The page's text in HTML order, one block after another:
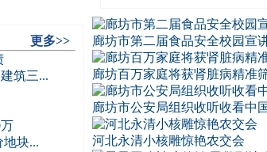
更多>>
筑三...
块...
廊坊市第二届食品安全校园宣
廊坊百万家庭将获肾脏病精准
廊坊市公安局组织收听收看中
河北永清小核雕惊艳农交会